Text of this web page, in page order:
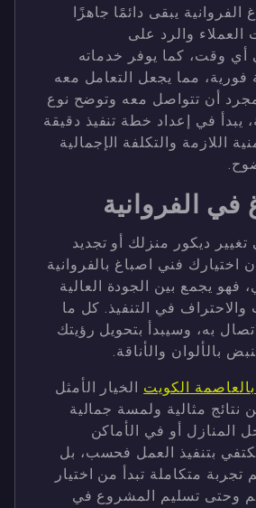
الفروانية يبقى دائمًا جاهزًا
العملاء والرد على
أي وقت، كما يوفر خدماته
فورية، مما يجعل التعامل معه
أن تتواصل معه وتوضح نوع
يبدأ في إعداد خطة تنفيذ دقيقة
اللازمة والتكلفة الإجمالية
الفروانية
ديكور منزلك أو تجديد
اختيارك فني اصباغ بالفروانية
فهو يجمع بين الجودة العالية
في التنفيذ. كل ما
به، وسيبدأ بتحويل رؤيتك
بالألوان والأناقة.
الكويت الخيار الأمثل
مثالية ولمسة جمالية
المنازل أو في الأماكن
يكتفي بتنفيذ العمل فحسب، بل
متكاملة تبدأ من اختيار
وحتى تسليم المشروع في